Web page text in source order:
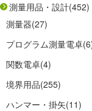
測量用品・設計(452)
測量器(27)
プログラム測量電卓
関数電卓(4)
境界用品(255)
ハンマー・掛矢(11)